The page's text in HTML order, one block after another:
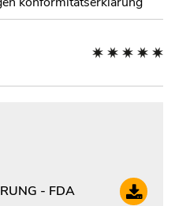
- FDA